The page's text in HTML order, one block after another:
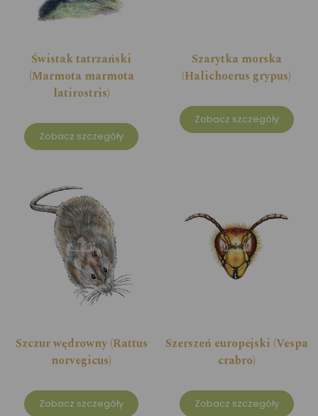
Świstak tatrzański
(Marmota marmota
latirostris)
Zobacz szczegóły
Szarytka morska
(Halichoerus grypus)
Zobacz szczegóły
Szczur wędrowny (Rattus
norvegicus)
Zobacz szczegóły
Szerszeń europejski (Vespa
crabro)
Zobacz szczegóły